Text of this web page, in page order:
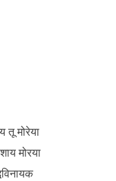
तू मोरेया
मोरया